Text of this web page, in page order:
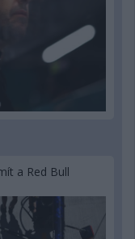
a Red Bull